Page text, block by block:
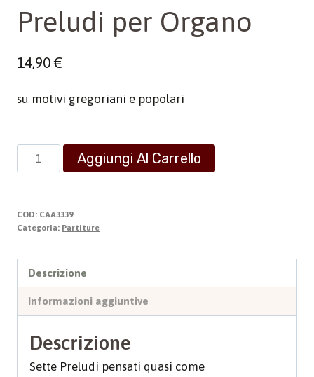
Preludi per Organo
14,90€
su motivi gregoriani e popolari
Preludi
per
quantità
Aggiungi Al Carrello
COD: CAA3339
Categoria: Partiture
Descrizione
Informazioni aggiuntive
Descrizione
Sette Preludi pensati quasi come